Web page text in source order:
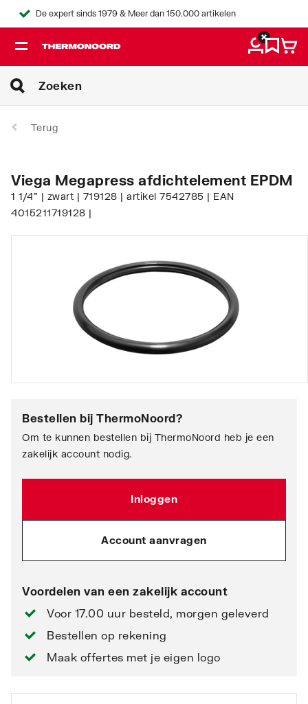
De expert sinds 1979 & Meer dan 150.000 artikelen
Terug
Viega Megapress afdichtelement EPDM
1 1/4" | zwart | 719128 | artikel 7542785 | EAN
4015211719128 |
Bestellen bij ThermoNoord?
Om te kunnen bestellen bij ThermoNoord heb je een
zakelijk account nodig.
Inloggen
Account aanvragen
Voordelen van een zakelijk account
Voor 17.00 uur besteld, morgen geleverd
Bestellen op rekening
Maak offertes met je eigen logo